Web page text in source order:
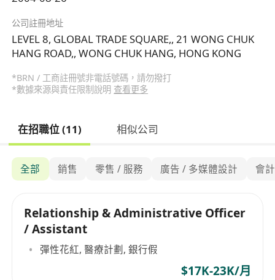
公司註冊地址
LEVEL 8, GLOBAL TRADE SQUARE,, 21 WONG CHUK
HANG ROAD,, WONG CHUK HANG, HONG KONG
*BRN / 工商註冊號非電話號碼，請勿撥打
*數據來源與責任限制說明 查看更多
在招職位 (11) 相似公司
全部 銷售 零售 / 服務 廣告 / 多媒體設計 會計
Relationship & Administrative Officer
/ Assistant
彈性花紅, 醫療計劃, 銀行假
$17K-23K/月